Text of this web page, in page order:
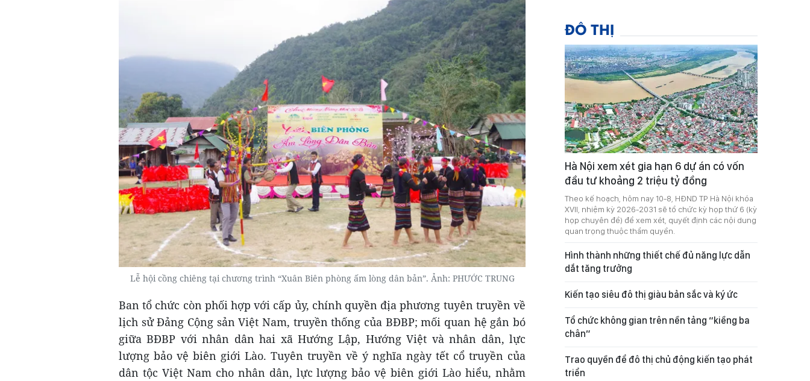
Lễ hội cồng chiêng tại chương trình “Xuân Biên phòng ấm lòng dân bản”. Ảnh: PHƯỚC TRUNG
Ban tổ chức còn phối hợp với cấp ủy, chính quyền địa phương tuyên truyền về
lịch sử Đảng Cộng sản Việt Nam, truyền thống của BĐBP; mối quan hệ gắn bó
giữa BĐBP với nhân dân hai xã Hướng Lập, Hướng Việt và nhân dân, lực
lượng bảo vệ biên giới Lào. Tuyên truyền về ý nghĩa ngày tết cổ truyền của
dân tộc Việt Nam cho nhân dân, lực lượng bảo vệ biên giới Lào hiểu, nhằm
ĐÔ THỊ
Hà Nội xem xét gia hạn 6 dự án có vốn
đầu tư khoảng 2 triệu tỷ đồng
Theo kế hoạch, hôm nay 10-8, HĐND TP Hà Nội khóa
XVII, nhiệm kỳ 2026-2031 sẽ tổ chức kỳ họp thứ 6 (kỳ
họp chuyên đề) để xem xét, quyết định các nội dung
quan trọng thuộc thẩm quyền.
Hình thành những thiết chế đủ năng lực dẫn
dắt tăng trưởng
Kiến tạo siêu đô thị giàu bản sắc và ký ức
Tổ chức không gian trên nền tảng “kiềng ba
chân”
Trao quyền để đô thị chủ động kiến tạo phát
triển